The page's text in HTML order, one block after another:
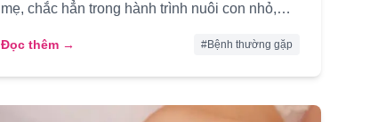
mẹ, chắc hẳn trong hành trình nuôi con nhỏ,
Đọc thêm → #Bệnh thường gặp